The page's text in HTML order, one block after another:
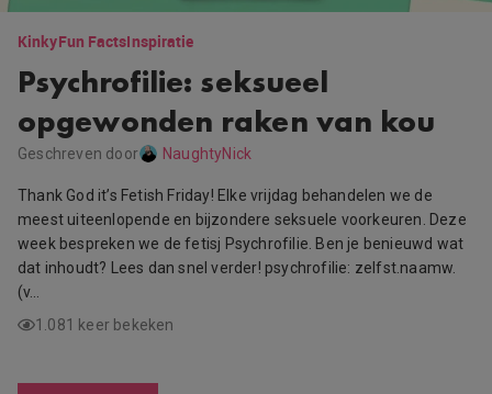
KinkyFun FactsInspiratie
Psychrofilie: seksueel
opgewonden raken van kou
Geschreven door NaughtyNick
Thank God it’s Fetish Friday! Elke vrijdag behandelen we de
meest uiteenlopende en bijzondere seksuele voorkeuren. Deze
week bespreken we de fetisj Psychrofilie. Ben je benieuwd wat
dat inhoudt? Lees dan snel verder! psychrofilie: zelfst.naamw.
(v…
1.081 keer bekeken